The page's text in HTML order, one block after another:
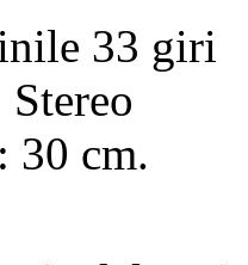
33 giri
Stereo
: 30 cm.